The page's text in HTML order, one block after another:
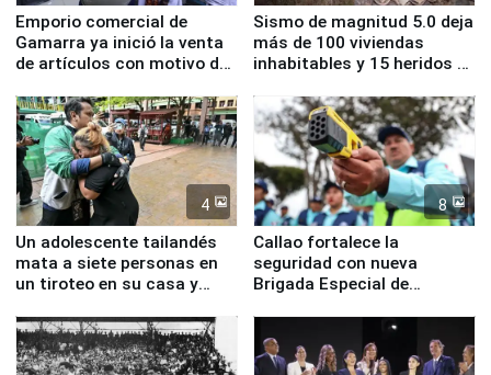
Emporio comercial de
Gamarra ya inició la venta
de artículos con motivo de
Sismo de magnitud 5.0 deja
más de 100 viviendas
inhabitables y 15 heridos en
4
Un adolescente tailandés
mata a siete personas en
un tiroteo en su casa y
8
Callao fortalece la
seguridad con nueva
Brigada Especial de
equipamiento para
Serenazgo